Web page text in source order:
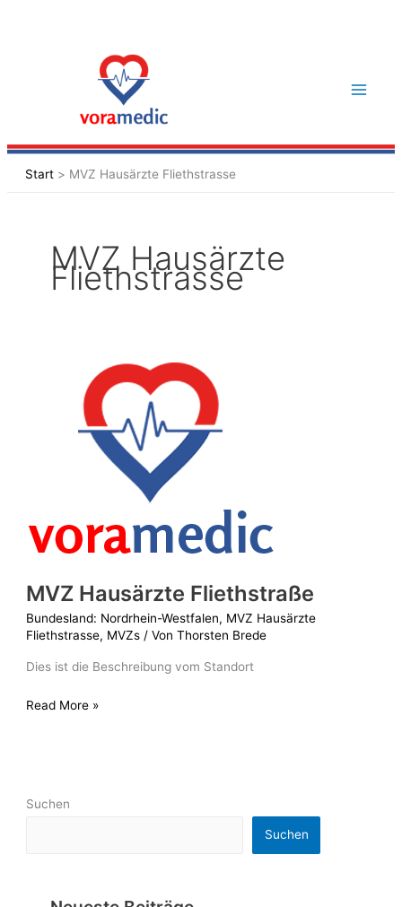
Start MVZ Hausärzte Fliethstrasse
MVZ Hausärzte
Fliethstrasse
MVZ Hausärzte Fliethstraße
Bundesland: Nordrhein-Westfalen, MVZ Hausärzte
Fliethstrasse, MVZs / VonThorsten Brede
Dies ist die Beschreibung vom Standort
Fliethstraße
Read More »
Suchen
Suchen